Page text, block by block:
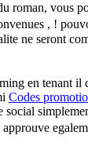
roman, vous
, !
ne seront
en tenant
Codes
approuve